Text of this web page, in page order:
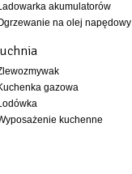
akumulatorów
na olej napędowy
gazowa
kuchenne